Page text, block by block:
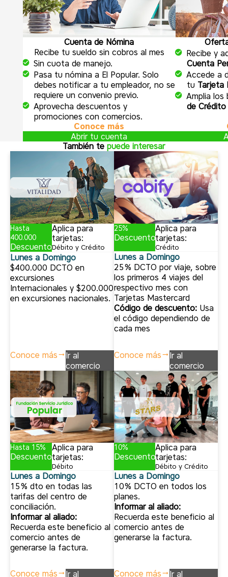
Cuenta de Nómina
Recibe tu sueldo sin cobros al mes
Sin cuota de manejo.
Pasa tu nómina a El Popular. Solo
debes notificar a tu empleador, no se
requiere un convenio previo.
Aprovecha descuentos y
promociones con comercios.
Conoce más
Abrir tu cuenta
Recibe y
Cuenta
Accede a
tu Tarjeta
Amplia
de
También tepuede interesar
Hasta
400.000
Descuento
Aplica para
tarjetas:
Débito y Crédito
Lunes a Domingo
$400.000 DCTO en
excursiones
Internacionales y $200.000
en excursiones nacionales.
Conoce más
Ir al
comercio
25%
Descuento
Aplica para
tarjetas:
Crédito
Lunes a Domingo
25% DCTO por viaje, sobre
los primeros 4 viajes del
respectivo mes con
Tarjetas Mastercard
Código de descuento: Usa
el código dependiendo de
cada mes
Conoce más
Ir al
comercio
Hasta 15%
Descuento
Aplica para
tarjetas:
Débito
Lunes a Domingo
15% dto en todas las
tarifas del centro de
conciliación.
Informar al aliado:
Recuerda este beneficio al
comercio antes de
generarse la factura.
Conoce más Ir al
10%
Descuento
Aplica para
tarjetas:
Débito y Crédito
Lunes a Domingo
10% DCTO en todos los
planes.
Informar al aliado:
Recuerda este beneficio al
comercio antes de
generarse la factura.
Conoce más Ir al